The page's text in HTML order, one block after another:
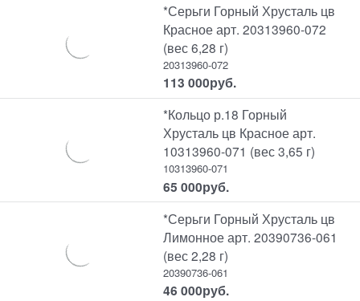
*Серьги Горный Хрусталь цв
Красное арт. 20313960-072
(вес 6,28 г)
20313960-072
113 000руб.
*Кольцо р.18 Горный
Хрусталь цв Красное арт.
10313960-071 (вес 3,65 г)
10313960-071
65 000руб.
*Серьги Горный Хрусталь цв
Лимонное арт. 20390736-061
(вес 2,28 г)
20390736-061
46 000руб.